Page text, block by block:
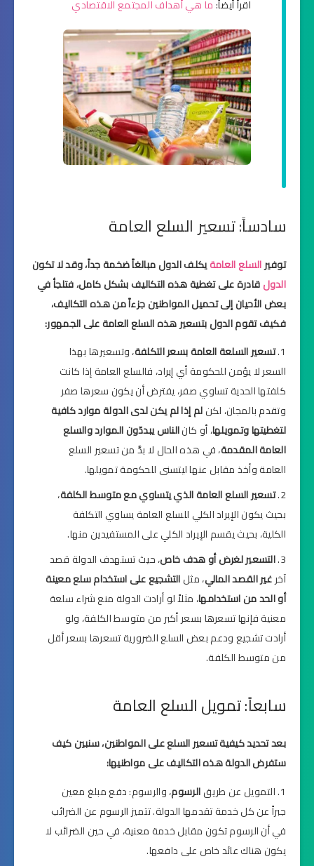
اقرأ أيضاً:ما هي أهداف المجتمع الاقتصادي
سادساً: تسعير السلع العامة
توفيرالسلع العامةيكلف الدول مبالغاً ضخمة جداً، وقد لا تكون
الدولقادرة على تغطية هذه التكاليف بشكل كامل، فتلجأ في
بعض الأحيان إلى تحميل المواطنين جزءاً من هذه التكاليف،
فكيف تقوم الدول بتسعير هذه السلع العامة على الجمهور:
تسعير السلعة العامة بسعر التكلفة، وتسعيرها بهذا
السعر لا يؤمن للحكومة أي إيراد، فالسلع العامة إذا كانت
كلفتها الحدية تساوي صفر، يفترض أن يكون سعرها صفر
وتقدم بالمجان، لكنلم إذا لم يكن لدى الدولة موارد كافية
لتغطيتها وتمويلها، أو كانالناس يبددّون الموارد والسلع
العامة المقدمة، في هذه الحال لا بدَّ من تسعير السلع
العامة وأخذ مقابل عنها ليتسنى للحكومة تمويلها.
تسعير السلع العامة الذي يتساوي مع متوسط الكلفة،
بحيث يكون الإيراد الكلي للسلع العامة يساوي التكلفة
الكلية، بحيث يقسم الإيراد الكلي على المستفيدين منها.
التسعير لغرض أو هدف خاص، حيث تستهدف الدولة قصد
آخرغير القصد المالي، مثلالتشجيع على استخدام سلع معينة
أو الحد من استخدامها، مثلاً لو أرادت الدولة منع شراء سلعة
معنية فإنها تسعرها بسعر أكبر من متوسط الكلفة، ولو
أرادت تشجيع ودعم بعض السلع الضرورية تسعرها بسعر أقل
من متوسط الكلفة.
سابعاً: تمويل السلع العامة
بعد تحديد كيفية تسعير السلع على المواطنين، سنبين كيف
ستفرض الدولة هذه التكاليف على مواطنيها:
التمويل عن طريقالرسوم، والرسوم: دفع مبلغ معين
جبراً عن كل خدمة تقدمها الدولة. تتميز الرسوم عن الضرائب
في أن الرسوم تكون مقابل خدمة معنية، في حين الضرائب لا
يكون هناك عائد خاص على دافعها.